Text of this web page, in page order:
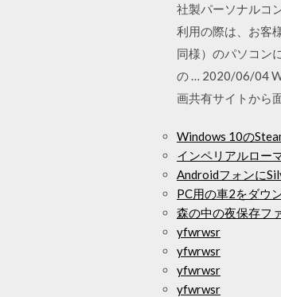
社製パーソナルコ
利用の際は、お客
同様）のパソコン
の … 2020/06/04
画共有サイトから
Windows 10の
インペリアルロー
Androidフォンに
PC用の車2をダウ
森の中の夜保存フ
yfwrwsr
yfwrwsr
yfwrwsr
yfwrwsr